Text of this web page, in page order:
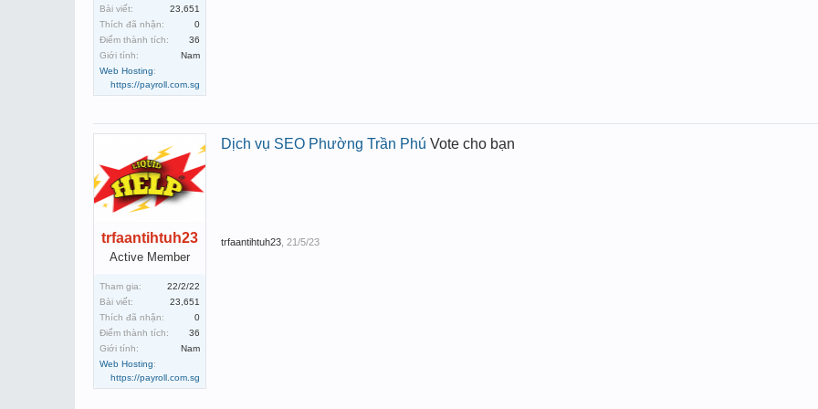
Bài viết:
23,651
Thích đã nhận:
0
Điểm thành tích:
36
Giới tính:
Nam
Web Hosting:
https://payroll.com.sg
trfaantihtuh23
Active Member
Tham gia:
22/2/22
Bài viết:
23,651
Thích đã nhận:
0
Điểm thành tích:
36
Giới tính:
Nam
Web Hosting:
https://payroll.com.sg
Dịch vụ SEO Phường Trần Phú Vote cho bạn
trfaantihtuh23 21/5/23